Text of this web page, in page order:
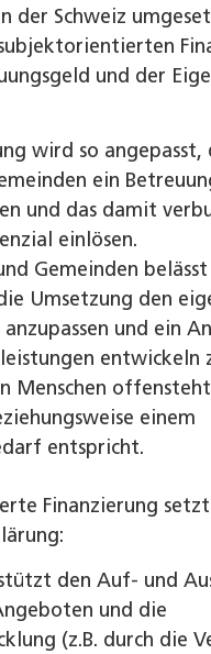
der Schweiz
und der
wird so angepasst,
ein
und das damit
einlösen.
Gemeinden belässt
Umsetzung den
und ein
entwickeln
Menschen
einem
entspricht.
Finanzierung
den Auf- und
und die
(z.B. durch die